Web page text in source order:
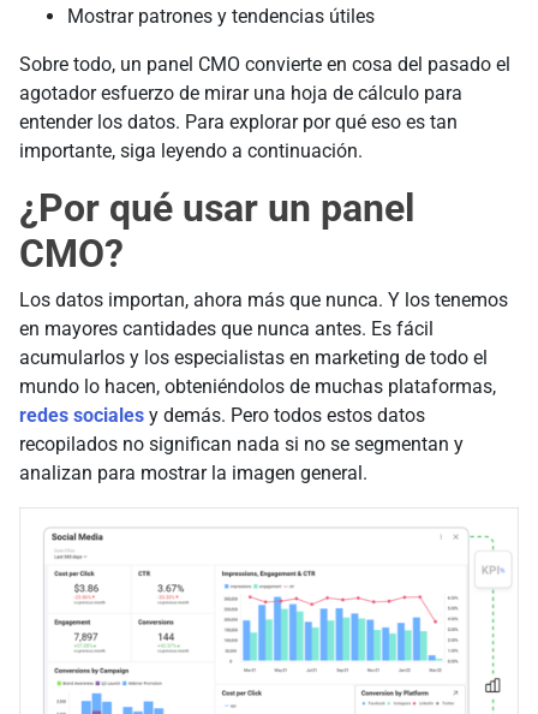
Mostrar patrones y tendencias útiles
Sobre todo, un panel CMO convierte en cosa del pasado el
agotador esfuerzo de mirar una hoja de cálculo para
entender los datos. Para explorar por qué eso es tan
importante, siga leyendo a continuación.
¿Por qué usar un panel
CMO?
Los datos importan, ahora más que nunca. Y los tenemos
en mayores cantidades que nunca antes. Es fácil
acumularlos y los especialistas en marketing de todo el
mundo lo hacen, obteniéndolos de muchas plataformas,
redes sociales y demás. Pero todos estos datos
recopilados no significan nada si no se segmentan y
analizan para mostrar la imagen general.